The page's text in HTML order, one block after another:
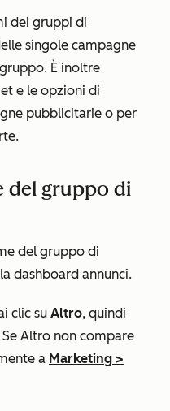
dei gruppi di
singole campagne
È inoltre
e le opzioni di
pubblicitarie o per
del gruppo di
del gruppo di
dashboard annunci.
clic su Altro, quindi
Se Altro non compare
a Marketing >